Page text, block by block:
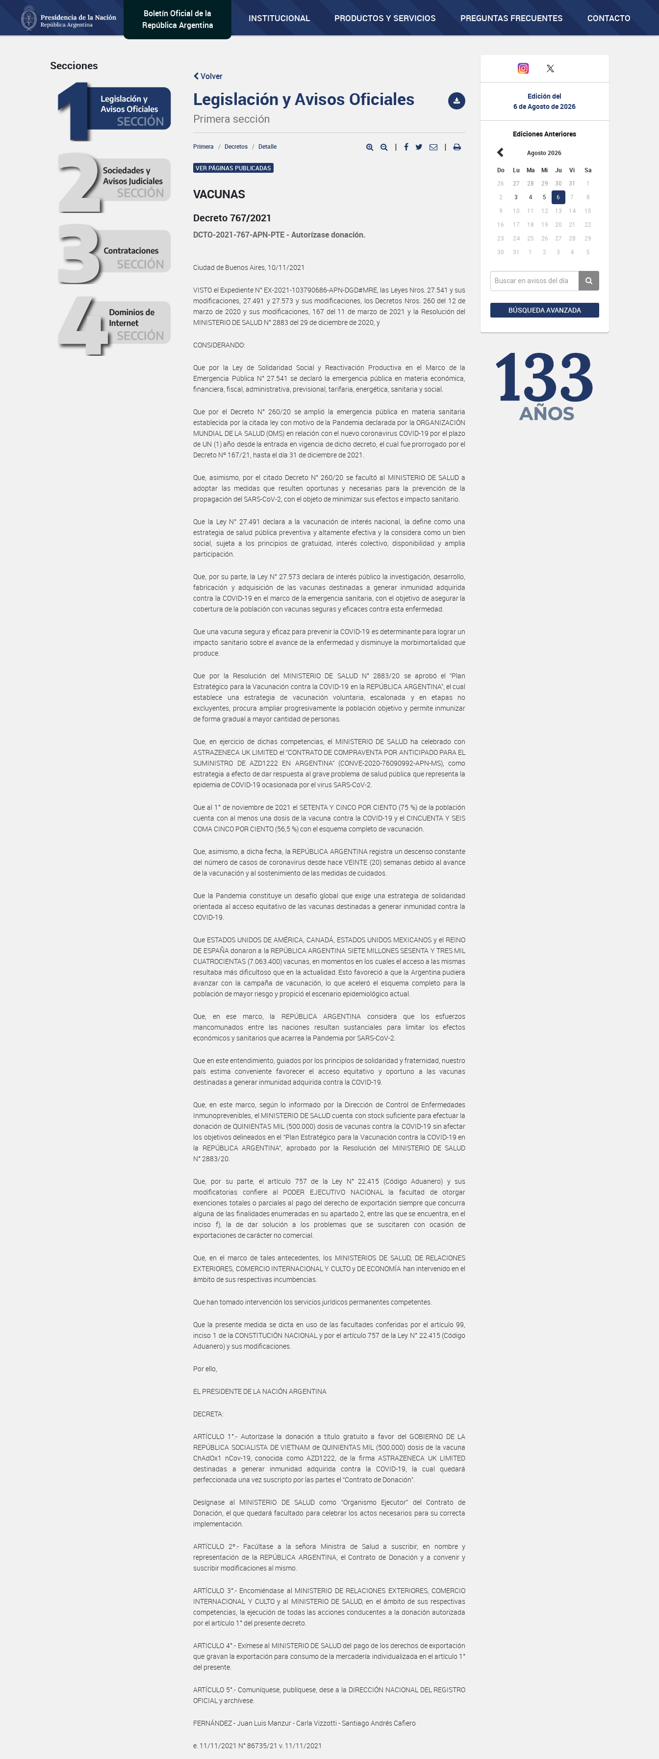
Boletín Oficial de la
República Argentina
INSTITUCIONAL PRODUCTOS Y SERVICIOS PREGUNTAS FRECUENTES CONTACTO
Edición del
6 de Agosto de 2026
Ediciones Anteriores
Agosto 2026
Do Lu Ma Mi Ju Vi Sa
26 27 28 29 30 31
1
2
3 4 5 6 7
8
9
10 11 12 13 14
15
16
17 18 19 20 21
22
23
24 25 26 27 28
29
30
31 1 2 3 4 5
BÚSQUEDA AVANZADA
Secciones
Volver
Legislación y Avisos Oficiales
Primera sección
Primera Decretos Detalle | |
VER PÁGINAS PUBLICADAS
VACUNAS
Decreto 767/2021
DCTO-2021-767-APN-PTE - Autorízase donación.
Ciudad de Buenos Aires, 10/11/2021
VISTO el Expediente N° EX-2021-103790686-APN-DGD#MRE, las Leyes Nros. 27.541 y sus
modificaciones, 27.491 y 27.573 y sus modificaciones, los Decretos Nros. 260 del 12 de
marzo de 2020 y sus modificaciones, 167 del 11 de marzo de 2021 y la Resolución del
MINISTERIO DE SALUD N° 2883 del 29 de diciembre de 2020, y
CONSIDERANDO:
Que por la Ley de Solidaridad Social y Reactivación Productiva en el Marco de la
Emergencia Pública N° 27.541 se declaró la emergencia pública en materia económica,
financiera, fiscal, administrativa, previsional, tarifaria, energética, sanitaria y social.
Que por el Decreto N° 260/20 se amplió la emergencia pública en materia sanitaria
establecida por la citada ley con motivo de la Pandemia declarada por la ORGANIZACIÓN
MUNDIAL DE LA SALUD (OMS) en relación con el nuevo coronavirus COVID-19 por el plazo
de UN (1) año desde la entrada en vigencia de dicho decreto, el cual fue prorrogado por el
Decreto Nº 167/21, hasta el día 31 de diciembre de 2021.
Que, asimismo, por el citado Decreto N° 260/20 se facultó al MINISTERIO DE SALUD a
adoptar las medidas que resulten oportunas y necesarias para la prevención de la
propagación del SARS-CoV-2, con el objeto de minimizar sus efectos e impacto sanitario.
Que la Ley N° 27.491 declara a la vacunación de interés nacional, la define como una
estrategia de salud pública preventiva y altamente efectiva y la considera como un bien
social, sujeta a los principios de gratuidad, interés colectivo, disponibilidad y amplia
participación.
Que, por su parte, la Ley N° 27.573 declara de interés público la investigación, desarrollo,
fabricación y adquisición de las vacunas destinadas a generar inmunidad adquirida
contra la COVID-19 en el marco de la emergencia sanitaria, con el objetivo de asegurar la
cobertura de la población con vacunas seguras y eficaces contra esta enfermedad.
Que una vacuna segura y eficaz para prevenir la COVID-19 es determinante para lograr un
impacto sanitario sobre el avance de la enfermedad y disminuye la morbimortalidad que
produce.
Que por la Resolución del MINISTERIO DE SALUD N° 2883/20 se aprobó el “Plan
Estratégico para la Vacunación contra la COVID-19 en la REPÚBLICA ARGENTINA”, el cual
establece una estrategia de vacunación voluntaria, escalonada y en etapas no
excluyentes, procura ampliar progresivamente la población objetivo y permite inmunizar
de forma gradual a mayor cantidad de personas.
Que, en ejercicio de dichas competencias, el MINISTERIO DE SALUD ha celebrado con
ASTRAZENECA UK LIMITED el “CONTRATO DE COMPRAVENTA POR ANTICIPADO PARA EL
SUMINISTRO DE AZD1222 EN ARGENTINA” (CONVE-2020-76090992-APN-MS), como
estrategia a efecto de dar respuesta al grave problema de salud pública que representa la
epidemia de COVID-19 ocasionada por el virus SARS-CoV-2.
Que al 1° de noviembre de 2021 el SETENTA Y CINCO POR CIENTO (75 %) de la población
cuenta con al menos una dosis de la vacuna contra la COVID-19 y el CINCUENTA Y SEIS
COMA CINCO POR CIENTO (56,5 %) con el esquema completo de vacunación.
Que, asimismo, a dicha fecha, la REPÚBLICA ARGENTINA registra un descenso constante
del número de casos de coronavirus desde hace VEINTE (20) semanas debido al avance
de la vacunación y al sostenimiento de las medidas de cuidados.
Que la Pandemia constituye un desafío global que exige una estrategia de solidaridad
orientada al acceso equitativo de las vacunas destinadas a generar inmunidad contra la
COVID-19.
Que ESTADOS UNIDOS DE AMÉRICA, CANADÁ, ESTADOS UNIDOS MEXICANOS y el REINO
DE ESPAÑA donaron a la REPÚBLICA ARGENTINA SIETE MILLONES SESENTA Y TRES MIL
CUATROCIENTAS (7.063.400) vacunas, en momentos en los cuales el acceso a las mismas
resultaba más dificultoso que en la actualidad. Esto favoreció a que la Argentina pudiera
avanzar con la campaña de vacunación, lo que aceleró el esquema completo para la
población de mayor riesgo y propició el escenario epidemiológico actual.
Que, en ese marco, la REPÚBLICA ARGENTINA considera que los esfuerzos
mancomunados entre las naciones resultan sustanciales para limitar los efectos
económicos y sanitarios que acarrea la Pandemia por SARS-CoV-2.
Que en este entendimiento, guiados por los principios de solidaridad y fraternidad, nuestro
país estima conveniente favorecer el acceso equitativo y oportuno a las vacunas
destinadas a generar inmunidad adquirida contra la COVID-19.
Que, en este marco, según lo informado por la Dirección de Control de Enfermedades
Inmunoprevenibles, el MINISTERIO DE SALUD cuenta con stock suficiente para efectuar la
donación de QUINIENTAS MIL (500.000) dosis de vacunas contra la COVID-19 sin afectar
los objetivos delineados en el “Plan Estratégico para la Vacunación contra la COVID-19 en
la REPÚBLICA ARGENTINA”, aprobado por la Resolución del MINISTERIO DE SALUD
N° 2883/20.
Que, por su parte, el artículo 757 de la Ley N° 22.415 (Código Aduanero) y sus
modificatorias confiere al PODER EJECUTIVO NACIONAL la facultad de otorgar
exenciones totales o parciales al pago del derecho de exportación siempre que concurra
alguna de las finalidades enumeradas en su apartado 2, entre las que se encuentra, en el
inciso f), la de dar solución a los problemas que se suscitaren con ocasión de
exportaciones de carácter no comercial.
Que, en el marco de tales antecedentes, los MINISTERIOS DE SALUD, DE RELACIONES
EXTERIORES, COMERCIO INTERNACIONAL Y CULTO y DE ECONOMÍA han intervenido en el
ámbito de sus respectivas incumbencias.
Que han tomado intervención los servicios jurídicos permanentes competentes.
Que la presente medida se dicta en uso de las facultades conferidas por el artículo 99,
inciso 1 de la CONSTITUCIÓN NACIONAL y por el artículo 757 de la Ley N° 22.415 (Código
Aduanero) y sus modificaciones.
Por ello,
EL PRESIDENTE DE LA NACIÓN ARGENTINA
DECRETA:
ARTÍCULO 1°.- Autorízase la donación a título gratuito a favor del GOBIERNO DE LA
REPÚBLICA SOCIALISTA DE VIETNAM de QUINIENTAS MIL (500.000) dosis de la vacuna
ChAdOx1 nCov-19, conocida como AZD1222, de la firma ASTRAZENECA UK LIMITED
destinadas a generar inmunidad adquirida contra la COVID-19, la cual quedará
perfeccionada una vez suscripto por las partes el “Contrato de Donación”.
Desígnase al MINISTERIO DE SALUD como “Organismo Ejecutor” del Contrato de
Donación, el que quedará facultado para celebrar los actos necesarios para su correcta
implementación.
ARTÍCULO 2º.- Facúltase a la señora Ministra de Salud a suscribir, en nombre y
representación de la REPÚBLICA ARGENTINA, el Contrato de Donación y a convenir y
suscribir modificaciones al mismo.
ARTÍCULO 3°.- Encomiéndase al MINISTERIO DE RELACIONES EXTERIORES, COMERCIO
INTERNACIONAL Y CULTO y al MINISTERIO DE SALUD, en el ámbito de sus respectivas
competencias, la ejecución de todas las acciones conducentes a la donación autorizada
por el artículo 1° del presente decreto.
ARTICULO 4°.- Exímese al MINISTERIO DE SALUD del pago de los derechos de exportación
que gravan la exportación para consumo de la mercadería individualizada en el artículo 1°
del presente.
ARTÍCULO 5°.- Comuníquese, publíquese, dese a la DIRECCIÓN NACIONAL DEL REGISTRO
OFICIAL y archívese.
FERNÁNDEZ - Juan Luis Manzur - Carla Vizzotti - Santiago Andrés Cafiero
e. 11/11/2021 N° 86735/21 v. 11/11/2021